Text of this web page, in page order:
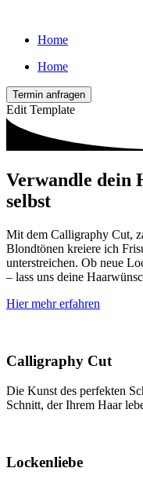
Home
Home
Termin anfragen
Edit Template
Verwandle dein
selbst
Mit dem Calligraphy Cut,
Blondtönen kreiere ich
unterstreichen. Ob neue
– lass uns deine
Hier mehr erfahren
Calligraphy Cut
Die Kunst des perfekten
Schnitt, der Ihrem Haar
Lockenliebe